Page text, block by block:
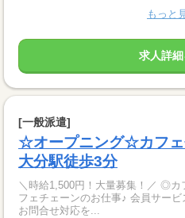
もっと
求人詳
[一般派遣]
☆オープニング☆カフ
大分駅徒歩3分
＼時給1,500円！大量募集！／ ◎カフェ会員サービス対応◎ 大手カ
フェチェーンのお仕事♪ 会員サー
お問合せ対応を...